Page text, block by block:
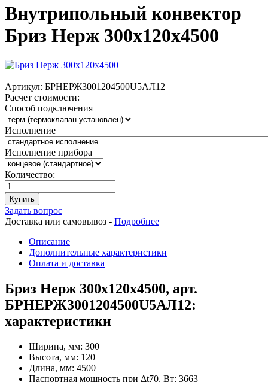
Внутрипольный конвектор
Бриз Нерж 300х120х4500
Артикул: БРНЕРЖ3001204500U5АЛ12
Расчет стоимости:
Способ подключения
Исполнение
Исполнение прибора
Количество:
Купить
Задать вопрос
Доставка или самовывоз - Подробнее
Описание
Дополнительные характеристики
Оплата и доставка
Бриз Нерж 300х120х4500, арт.
БРНЕРЖ3001204500U5АЛ12:
характеристики
Ширина, мм: 300
Высота, мм: 120
Длина, мм: 4500
Паспортная мощность при Δt70, Вт: 3663